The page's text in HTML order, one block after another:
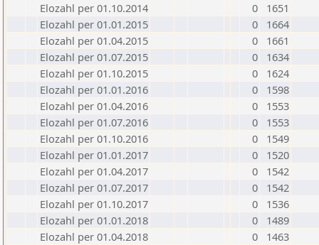
Elozahl per 01.10.2014
0
1651
Elozahl per 01.01.2015
0
1664
Elozahl per 01.04.2015
0
1661
Elozahl per 01.07.2015
0
1634
Elozahl per 01.10.2015
0
1624
Elozahl per 01.01.2016
0
1598
Elozahl per 01.04.2016
0
1553
Elozahl per 01.07.2016
0
1553
Elozahl per 01.10.2016
0
1549
Elozahl per 01.01.2017
0
1520
Elozahl per 01.04.2017
0
1542
Elozahl per 01.07.2017
0
1542
Elozahl per 01.10.2017
0
1536
Elozahl per 01.01.2018
0
1489
Elozahl per 01.04.2018
0
1463